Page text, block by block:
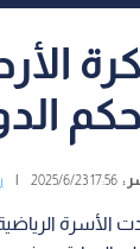
:
17:56 2025/6/23